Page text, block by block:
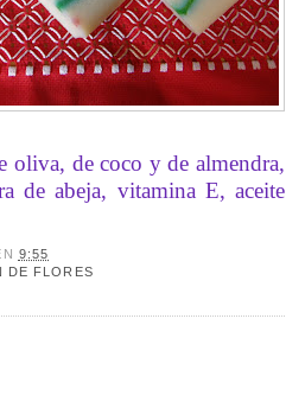
oliva, de coco y de almendra,
de abeja, vitamina E, aceite
9:55
DE FLORES